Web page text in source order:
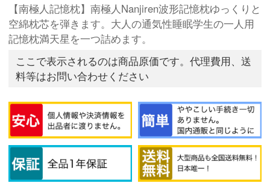
【南極人記憶枕】南極人Nanjiren波形記憶枕ゆっくりと
空綿枕芯を弾きます。大人の通気性睡眠学生の一人用
記憶枕満天星を一つ詰めます。
ここで表示されるのは商品原価です。代理費用、送
料等はお問い合わせください